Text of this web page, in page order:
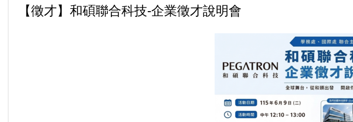
【徵才】和碩聯合科技-企業徵才說明會